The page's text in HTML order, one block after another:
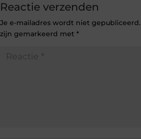
Reactie verzenden
Je e-mailadres wordt niet gepubliceerd.
zijn gemarkeerd met *